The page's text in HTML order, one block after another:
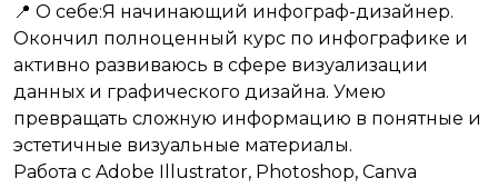
📍 О себе:Я начинающий инфограф-дизайнер.
Окончил полноценный курс по инфографике и
активно развиваюсь в сфере визуализации
данных и графического дизайна. Умею
превращать сложную информацию в понятные и
эстетичные визуальные материалы.
Работа с Adobe Illustrator, Photoshop, Canva